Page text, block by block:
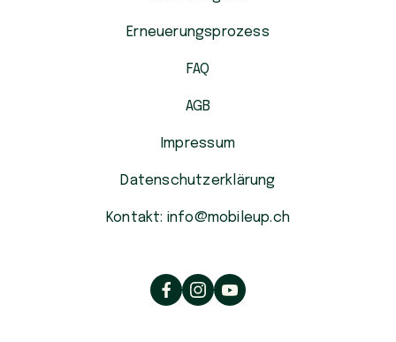
Erneuerungsprozess
FAQ
AGB
Impressum
Datenschutzerklärung
Kontakt: info@mobileup.ch